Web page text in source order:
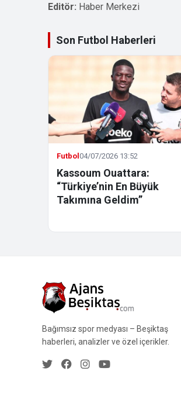
Editör: Haber Merkezi
Son Futbol Haberleri
Futbol 04/07/2026 13:52
Kassoum Ouattara:
“Türkiye’nin En Büyük
Takımına Geldim”
Bağımsız spor medyası – Beşiktaş
haberleri, analizler ve özel içerikler.